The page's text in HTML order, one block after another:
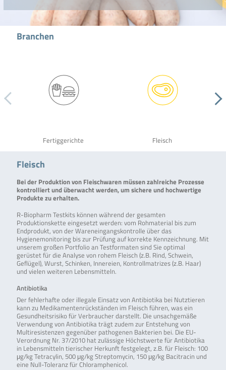
Branchen
Fertiggerichte Fleisch
Fleisch
Bei der Produktion von Fleischwaren müssen zahlreiche Prozesse
kontrolliert und überwacht werden, um sichere und hochwertige
Produkte zu erhalten.
R-Biopharm Testkits können während der gesamten
Produktionskette eingesetzt werden: vom Rohmaterial bis zum
Endprodukt, von der Wareneingangskontrolle über das
Hygienemonitoring bis zur Prüfung auf korrekte Kennzeichnung. Mit
unserem großen Portfolio an Testformaten sind Sie optimal
gerüstet für die Analyse von rohem Fleisch (z.B. Rind, Schwein,
Geflügel), Wurst, Schinken, Innereien, Kontrollmatrizes (z.B. Haar)
und vielen weiteren Lebensmitteln.
Antibiotika
Der fehlerhafte oder illegale Einsatz von Antibiotika bei Nutztieren
kann zu Medikamentenrückständen im Fleisch führen, was ein
Gesundheitsrisiko für Verbraucher darstellt. Die unsachgemäße
Verwendung von Antibiotika trägt zudem zur Entstehung von
Multiresistenzen gegenüber pathogenen Bakterien bei. Die EU-
Verordnung Nr. 37/2010 hat zulässige Höchstwerte für Antibiotika
in Lebensmitteln tierischer Herkunft festgelegt, z.B. für Fleisch: 100
μg/kg Tetracylin, 500 μg/kg Streptomycin, 150 μg/kg Bacitracin und
eine Null-Toleranz für Chloramphenicol.